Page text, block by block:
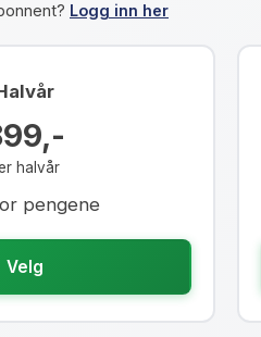
Logg inn her
halvår
pengene
Velg